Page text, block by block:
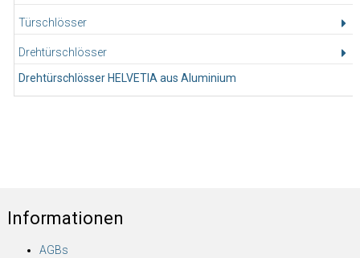
Türschlösser
Drehtürschlösser
Drehtürschlösser HELVETIA aus Aluminium
Informationen
AGBs